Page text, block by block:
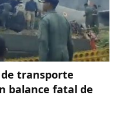
transporte
balance fatal de